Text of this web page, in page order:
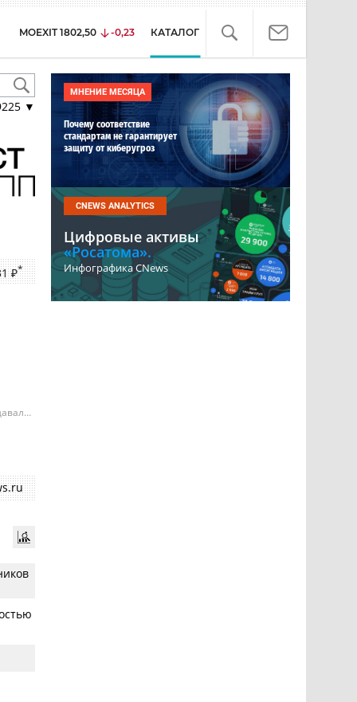
MOEXIT 1802,50 -0,23 КАТАЛОГ
▼
₽*
МНЕНИЕ МЕСЯЦА
Почему соответствие
стандартам не гарантирует
защиту от киберугроз
CNEWS ANALYTICS
Цифровые активы
«Росатома».
Инфографика CNews